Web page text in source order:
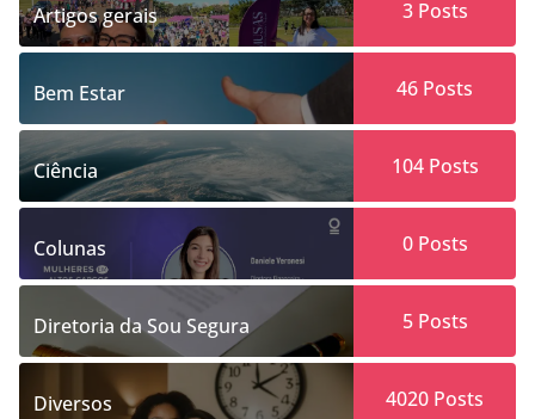
Artigos gerais 3Posts
Bem Estar 46 Posts
Ciência 104Posts
Colunas 0Posts
Diretoria da Sou Segura 5Posts
Diversos 4020 Posts